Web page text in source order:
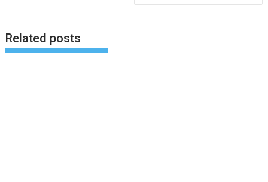
Related posts